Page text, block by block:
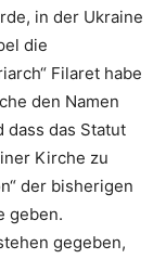
in der Ukraine
die
Filaret habe
den Namen
dass das Statut
Kirche zu
der bisherigen
geben.
gegeben,